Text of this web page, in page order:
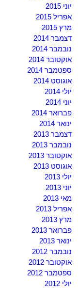
יוני 2015
אפריל 2015
מרץ 2015
דצמבר 2014
נובמבר 2014
אוקטובר 2014
ספטמבר 2014
אוגוסט 2014
יולי 2014
יוני 2014
פברואר 2014
ינואר 2014
דצמבר 2013
נובמבר 2013
אוקטובר 2013
אוגוסט 2013
יולי 2013
יוני 2013
מאי 2013
אפריל 2013
מרץ 2013
פברואר 2013
ינואר 2013
נובמבר 2012
אוקטובר 2012
ספטמבר 2012
יולי 2012